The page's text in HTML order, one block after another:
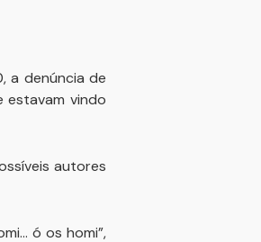
a denúncia de
estavam vindo
autores
ó os homi”,